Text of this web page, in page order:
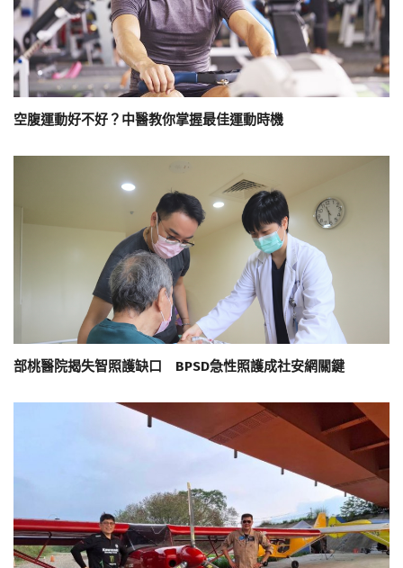
空腹運動好不好？中醫教你掌握最佳運動時機
部桃醫院揭失智照護缺口 BPSD急性照護成社安網關鍵